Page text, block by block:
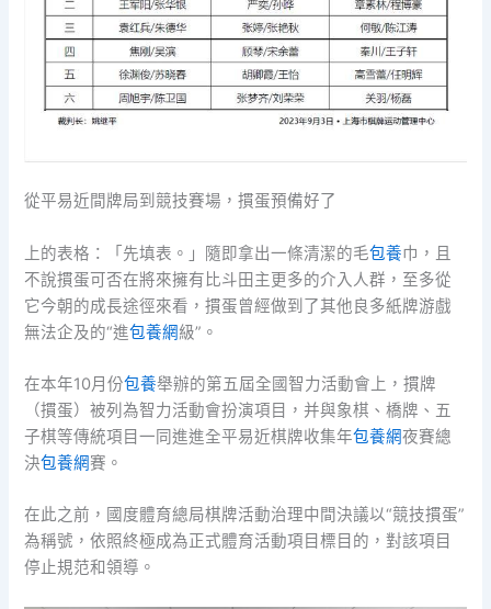
從平易近間牌局到競技賽場，摜蛋預備好了
上的表格：「先填表。」隨即拿出一條清潔的毛包養巾，且
不說摜蛋可否在將來擁有比斗田主更多的介入人群，至多從
它今朝的成長途徑來看，摜蛋曾經做到了其他良多紙牌游戲
無法企及的“進包養網級”。
在本年10月份包養舉辦的第五屆全國智力活動會上，摜牌
（摜蛋）被列為智力活動會扮演項目，并與象棋、橋牌、五
子棋等傳統項目一同進進全平易近棋牌收集年包養網夜賽總
決包養網賽。
在此之前，國度體育總局棋牌活動治理中間決議以“競技摜蛋”
為稱號，依照終極成為正式體育活動項目標目的，對該項目
停止規范和領導。